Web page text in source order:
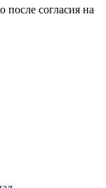
после согласия на